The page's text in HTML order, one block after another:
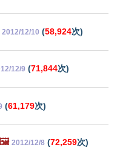
2012/12/10 (58,924次)
12/9 (71,844次)
(61,179次)
2012/12/8 (72,259次)